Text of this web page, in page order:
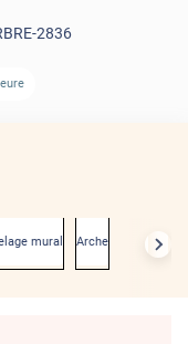
2836
mural Arche